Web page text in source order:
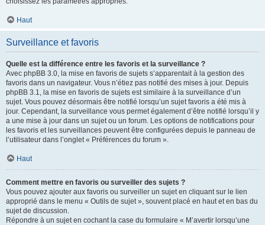
Haut
Surveillance et favoris
Quelle est la différence entre les favoris et la surveillance ?
Avec phpBB 3.0, la mise en favoris de sujets s’apparentait à la gestion des
favoris dans un navigateur. Vous n’étiez pas notifié des mises à jour. Depuis
phpBB 3.1, la mise en favoris de sujets est similaire à la surveillance d’un
sujet. Vous pouvez désormais être notifié lorsqu’un sujet favoris a été mis à
jour. Cependant, la surveillance vous permet également d’être notifié lorsqu’il y
a une mise à jour dans un sujet ou un forum. Les options de notifications pour
les favoris et les surveillances peuvent être configurées depuis le panneau de
l’utilisateur dans l’onglet « Préférences du forum ».
Haut
Comment mettre en favoris ou surveiller des sujets ?
Vous pouvez ajouter aux favoris ou surveiller un sujet en cliquant sur le lien
approprié dans le menu « Outils de sujet », souvent placé en haut et en bas du
sujet de discussion.
Répondre à un sujet en cochant la case du formulaire « M’avertir lorsqu’une